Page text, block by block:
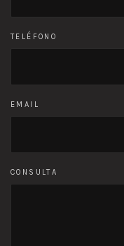
TELÉFONO
EMAIL
CONSULTA